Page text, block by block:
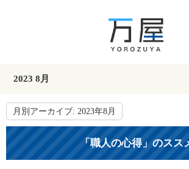
2023 8月
月別アーカイブ: 2023年8月
「職人の心得」のスス